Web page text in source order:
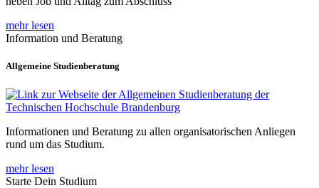
mehr lesen
Information und Beratung
Allgemeine Studienberatung
Informationen und Beratung zu allen organisatorischen Anliegen
rund um das Studium.
mehr lesen
Starte Dein Studium